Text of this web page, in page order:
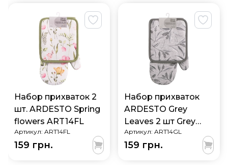
Набор прихваток 2
шт. ARDESTO Spring
flowers ART14FL
Артикул: ART14FL
159 грн.
Набор прихваток
ARDESTO Grey
Leaves 2 шт Grey
ART14GL
Артикул: ART14GL
159 грн.